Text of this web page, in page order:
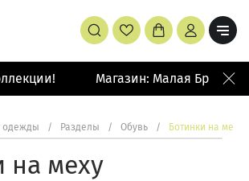
Магазин: Малая Бронная
одежды / Разделы / Обувь / Ботинки на меху
на меху